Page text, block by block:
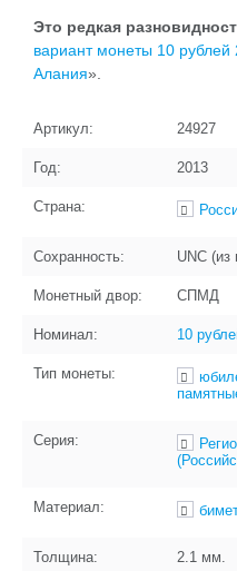
Это редкая
вариант монеты 10
Алания».
Артикул: 24927
Год: 2013
Страна:
Сохранность: UNC
Монетный двор: СПМД
Номинал: 10
Тип монеты:
Серия:
Материал:
Толщина: 2.1 мм.